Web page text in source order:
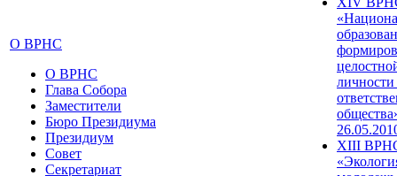
О ВРНС
О ВРНС
Глава Собора
Заместители
Бюро Президиума
Президиум
Совет
Секретариат
XIII